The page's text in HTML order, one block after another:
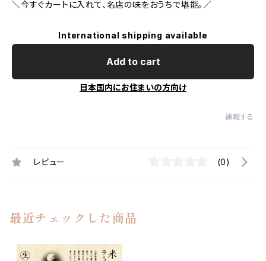
＼今すぐカートに入れて、名店の味をおうちで堪能。／
International shipping available
Add to cart
日本国内にお住まいの方向け
通報する
レビュー (0)
最近チェックした商品